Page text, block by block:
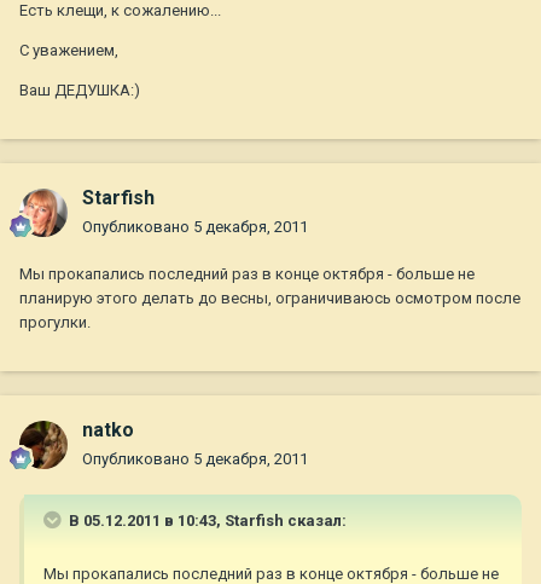
Есть клещи, к сожалению...
С уважением,
Ваш ДЕДУШКА:)
Starfish
Опубликовано 5 декабря, 2011
Мы прокапались последний раз в конце октября - больше не
планирую этого делать до весны, ограничиваюсь осмотром после
прогулки.
natko
Опубликовано 5 декабря, 2011
В 05.12.2011 в 10:43, Starfish сказал:
Мы прокапались последний раз в конце октября - больше не